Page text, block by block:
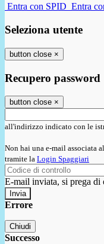
Entra con SPID Entra
Seleziona utente
button close ×
Recupero password
button close ×
all'indirizzo indicato con le
Non hai una e-mail associata
tramite la Login Spaggiari
E-mail inviata, si prega di
Errore
Chiudi
Successo